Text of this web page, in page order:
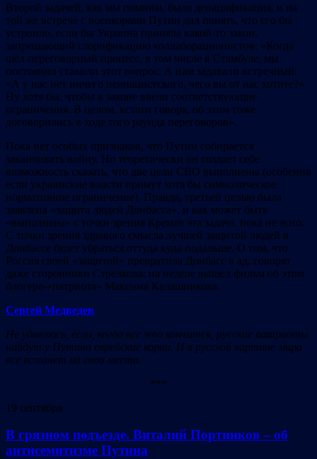
Второй задачей, как мы помним, была денацификация, и на
той же встрече с военкорами Путин дал понять, что его бы
устроило, если бы Украина приняла какой-то закон,
запрещающий глорификацию коллаборационистов: «Когда
шёл переговорный процесс, в том числе в Стамбуле, мы
постоянно ставили этот вопрос. А нам задавали встречный:
«А у нас нет ничего неонацистского, чего вы от нас хотите?»
Ну хотя бы, чтобы в законе ввели соответствующие
ограничения. В целом, кстати говоря, об этом тоже
договорились в ходе того раунда переговоров».
Пока нет особых признаков, что Путин собирается
заканчивать войну. Но теоретически он создает себе
возможность сказать, что две цели СВО выполнены (особенно
если украинские власти примут хотя бы символическое
нормативное ограничение). Правда, третьей целью была
заявлена «защита людей Донбасса», и как может быть
«выполнена» с точки зрения Кремля эта задача, пока не ясно.
С точки зрения здравого смысла лучшей защитой людей в
Донбассе будет убраться оттуда куда подальше. О том, что
Россия своей «защитой» превратила Донбасс в ад, говорят
даже сторонники Стрелкова: на неделе вышел фильм об этом
блогера-«патриота» Максима Калашникова.
Сергей Медведев
Не удивлюсь, если, когда все это кончится, русские патриоты
найдут у Путина еврейские корни. И в русской картине мира
все встанет на свои места.
***
19 сентября
В грязном подъезде. Виталий Портников – об
антисемитизме Путина